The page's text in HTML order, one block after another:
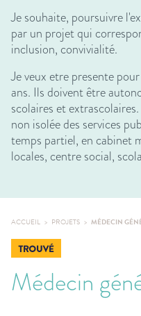
Je souhaite, poursuivre
par un projet qui
inclusion, convivialité.
Je veux etre presente
ans. Ils doivent être
scolaires et
non isolée des services
temps partiel, en cabinet
locales, centre social,
ACCUEIL PROJETS MÉDECIN
Médecin